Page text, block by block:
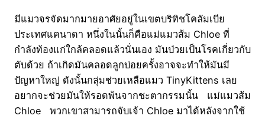
มีแมวจรจัดมากมายอาศัยอยู่ในเขตบริทิชโคลัมเบีย
ประเทศแคนาดา หนึ่งในนั้นก็คือแม่แมวส้ม Chloe ที่
กำลังท้องแก่ใกล้คลอดแล้วนั่นเอง มันป่วยเป็นโรคเกี่ยวกับ
ตับด้วย ถ้าเกิดมันคลอดลูกบ่อยครั้งอาจจะทำให้มันมี
ปัญหาใหญ่ ดังนั้นกลุ่มช่วยเหลือแมว TinyKittens เลย
อยากจะช่วยมันให้รอดพ้นจากชะตากรรมนั้น แม่แมวส้ม
Chloe พวกเขาสามารถจับเจ้า Chloe มาได้หลังจากใช้